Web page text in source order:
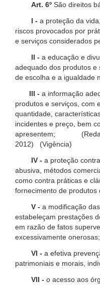
Art. 6º São direitos
I - a proteção da
riscos provocados por
e serviços considerados
II - a educação e
adequado dos produtos e
de escolha e a igualdade
III - a informação
produtos e serviços, com
quantidade,
incidentes e preço, bem
apresentem;
2012) (Vigência)
IV - a proteção
abusiva, métodos
como contra práticas e
fornecimento de produtos
V - a modificação
estabeleçam prestações
em razão de fatos
excessivamente onerosas;
VI - a efetiva
patrimoniais e morais,
VII - o acesso aos